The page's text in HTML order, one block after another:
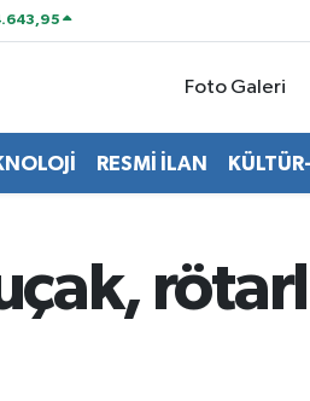
Foto Galeri
RESMİ İLAN